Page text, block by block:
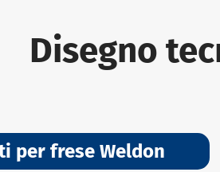
Disegno
per frese Weldon